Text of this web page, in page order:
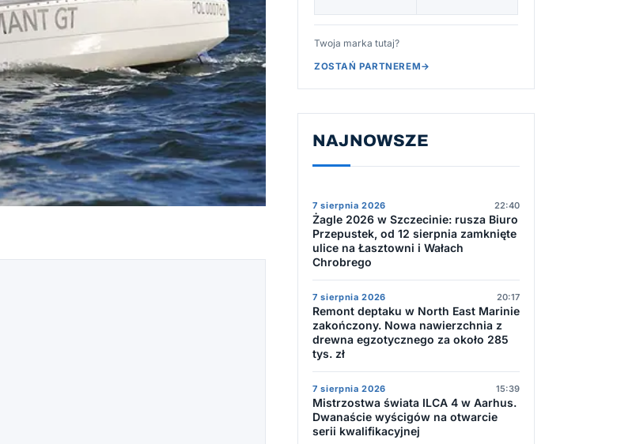
Twoja marka tutaj?
ZOSTAŃ PARTNEREM→
NAJNOWSZE
7 sierpnia 2026 22:40
Żagle 2026 w Szczecinie: rusza Biuro
Przepustek, od 12 sierpnia zamknięte
ulice na Łasztowni i Wałach
Chrobrego
7 sierpnia 2026 20:17
Remont deptaku w North East Marinie
zakończony. Nowa nawierzchnia z
drewna egzotycznego za około 285
tys. zł
7 sierpnia 2026 15:39
Mistrzostwa świata ILCA 4 w Aarhus.
Dwanaście wyścigów na otwarcie
serii kwalifikacyjnej